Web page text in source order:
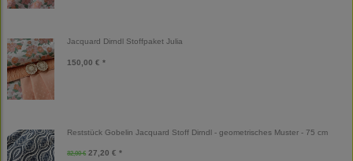
Jacquard Dirndl Stoffpaket Julia
150,00 € *
Reststück Gobelin Jacquard Stoff Dirndl - geometrisches Muster - 75 cm
32,00 € 27,20 € *